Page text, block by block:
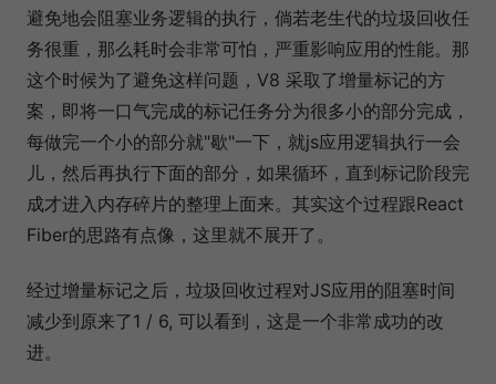
避免地会阻塞业务逻辑的执行，倘若老生代的垃圾回收任
务很重，那么耗时会非常可怕，严重影响应用的性能。那
这个时候为了避免这样问题，V8 采取了增量标记的方
案，即将一口气完成的标记任务分为很多小的部分完成，
每做完一个小的部分就"歇"一下，就js应用逻辑执行一会
儿，然后再执行下面的部分，如果循环，直到标记阶段完
成才进入内存碎片的整理上面来。其实这个过程跟React
Fiber的思路有点像，这里就不展开了。
经过增量标记之后，垃圾回收过程对JS应用的阻塞时间
减少到原来了1 / 6, 可以看到，这是一个非常成功的改
进。